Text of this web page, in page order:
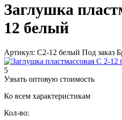
Заглушка
12 белый
Артикул: С2-12 белый Под заказ
5
Узнать оптовую стоимость
Ко всем характеристикам
Кол-во: